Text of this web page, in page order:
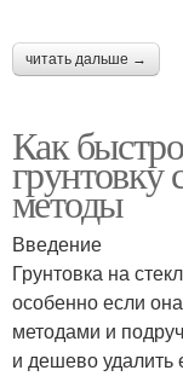
читать дальше →
Как
грунтовку
методы
Введение
Грунтовка на
особенно если
методами и
и дешево удалить